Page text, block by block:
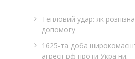
Тепловий удар: як
допомогу
1625-та доба
агресії рф проти України.